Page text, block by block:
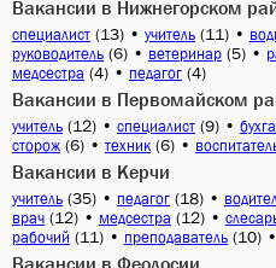
Вакансии в Нижнегорском
специалист (13) • учитель (11) •
руководитель (6) • ветеринар (5) •
медсестра (4) • педагог (4)
Вакансии в Первомайском
учитель (12) • специалист (9) •
сторож (6) • техник (6) •
Вакансии в Керчи
учитель (35) • педагог (18) •
врач (12) • медсестра (12) •
рабочий (11) • преподаватель (10) •
Вакансии в Феодосии